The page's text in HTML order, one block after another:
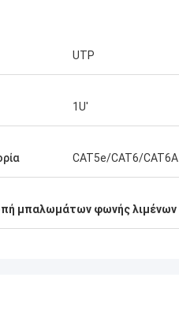
UTP
1U'
CAT5e/CAT6/CAT6A
μπαλωμάτων φωνής λιμένων